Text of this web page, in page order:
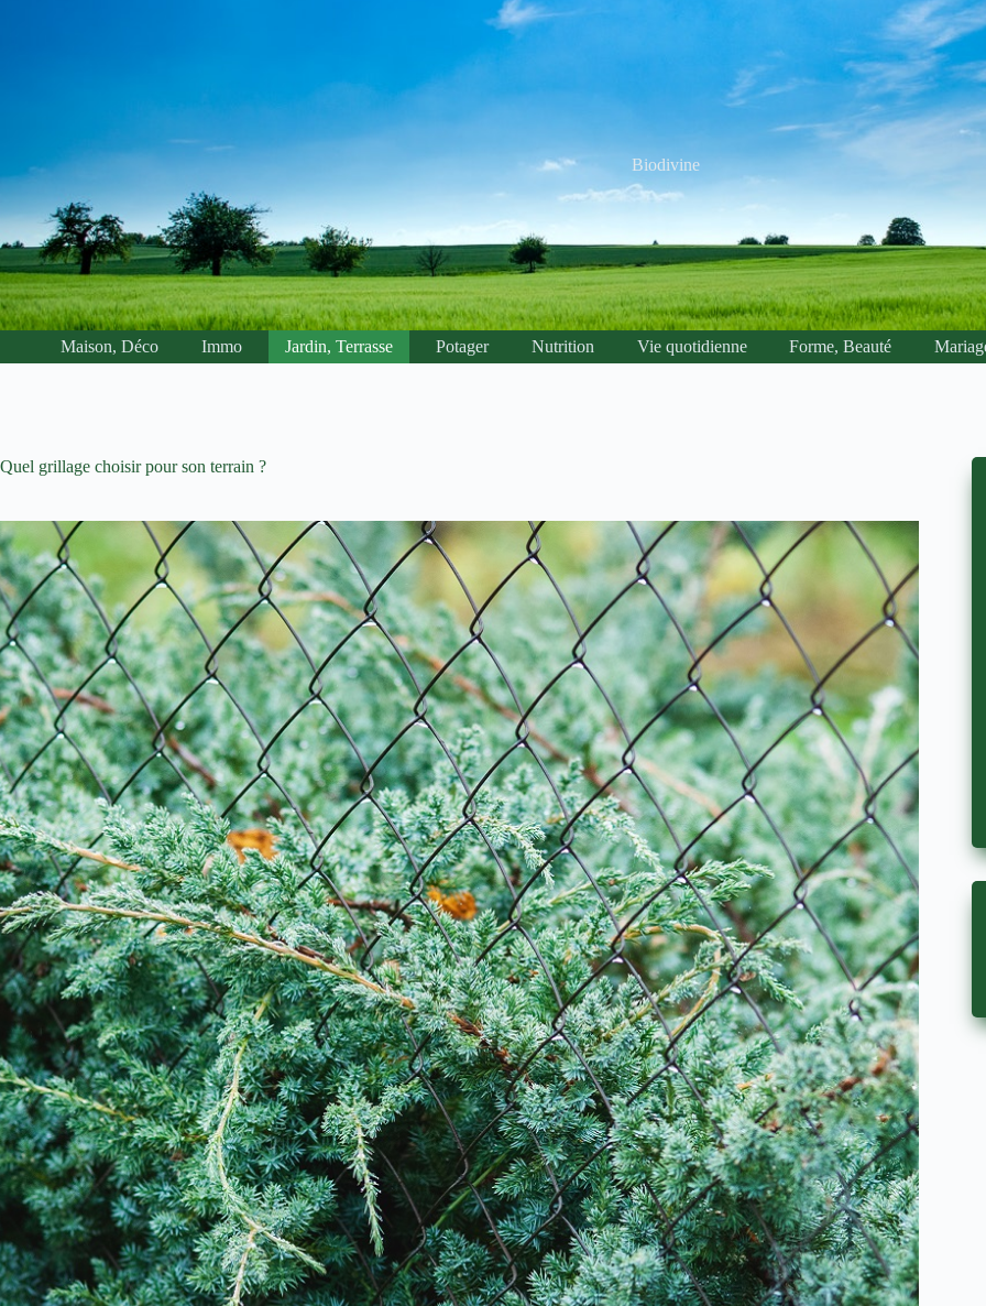
Biodivine
Maison, Déco Immo Jardin, Terrasse Potager Nutrition Vie quotidienne Forme, Beauté
Quel grillage choisir pour son terrain ?